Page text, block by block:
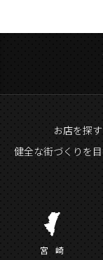
お店を探す
健全な街づくりを
宮 崎